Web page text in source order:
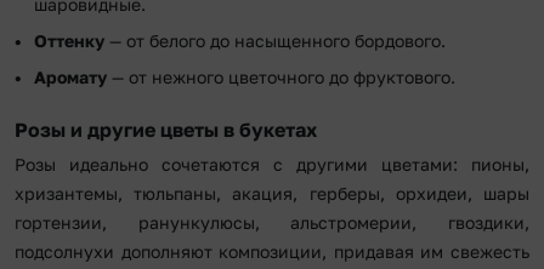
шаровидные.
Оттенку — от белого до насыщенного бордового.
Аромату — от нежного цветочного до фруктового.
Розы и другие цветы в букетах
Розы идеально сочетаются с другими цветами: пионы,
хризантемы, тюльпаны, акация, герберы, орхидеи, шары
гортензии, ранункулюсы, альстромерии, гвоздики,
подсолнухи дополняют композиции, придавая им свежесть